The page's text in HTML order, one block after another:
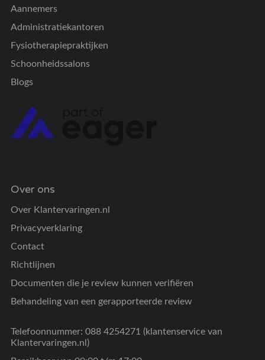
Aannemers
Administratiekantoren
Fysiotherapiepraktijken
Schoonheidssalons
Blogs
Over ons
Over Klantervaringen.nl
Privacyverklaring
Contact
Richtlijnen
Documenten die je review kunnen verifiëren
Behandeling van een gerapporteerde review
Telefoonnummer: 088 4254271 (klantenservice van
Klantervaringen.nl)